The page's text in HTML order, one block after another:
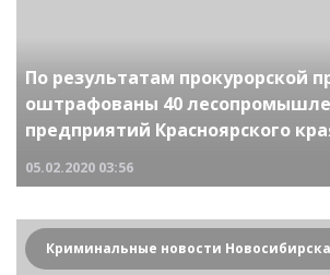
По результатам прокурорской
оштрафованы 40
предприятий Красноярского
05.02.2020 03:56